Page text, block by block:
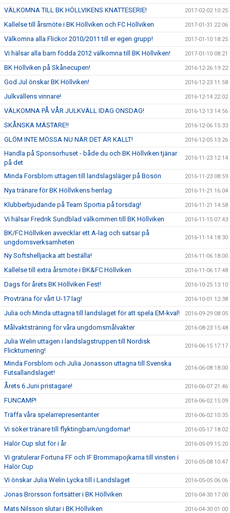
VÄLKOMNA TILL BK HÖLLVIKENS KNATTESERIE! 2017-02-02 10:25
Kallelse till årsmöte i BK Höllviken och FC Höllviken 2017-01-31 22:06
Välkomna alla Flickor 2010/2011 till er egen grupp! 2017-01-10 18:25
Vi hälsar alla barn födda 2012 välkomna till BK Höllviken! 2017-01-10 08:21
BK Höllviken på Skånecupen! 2016-12-26 19:22
God Jul önskar BK Höllviken! 2016-12-23 11:58
Julkvällens vinnare! 2016-12-14 22:02
VÄLKOMNA PÅ VÅR JULKVÄLL IDAG ONSDAG! 2016-12-13 14:56
SKÅNSKA MÄSTARE!! 2016-12-06 15:33
GLÖM INTE MÖSSA NU NÄR DET ÄR KALLT! 2016-12-05 13:26
Handla på Sponsorhuset - både du och BK Höllviken tjänar
på det
2016-11-23 12:14
Minda Forsblom uttagen till landslagsläger på Bosön 2016-11-23 08:59
Nya tränare för BK Höllvikens herrlag 2016-11-21 16:04
Klubberbjudande på Team Sportia på torsdag! 2016-11-21 14:58
Vi hälsar Fredrik Sundblad välkommen till BK Höllviken 2016-11-15 07:43
BK/FC Höllviken avvecklar ett A-lag och satsar på
ungdomsverksamheten
2016-11-14 18:30
Ny Softshelljacka att beställa! 2016-11-06 18:00
Kallelse till extra årsmöte i BK&FC Höllviken 2016-11-06 17:48
Dags för årets BK Höllviken Fest! 2016-10-25 13:10
Provträna för vårt U-17 lag! 2016-10-01 12:38
Julia och Minda uttagna till landslaget för att spela EM-kval! 2016-09-29 08:05
Målvaktsträning för våra ungdomsmålvakter 2016-08-23 15:48
Julia Welin uttagen i landslagstruppen till Nordisk
Flickturnering!
2016-06-15 17:17
Minda Forsblom och Julia Jonasson uttagna till Svenska
Futsallandslaget!
2016-06-08 18:00
Årets 6 Juni pristagare! 2016-06-07 21:46
FUNCAMP! 2016-06-02 15:09
Träffa våra spelarrepresentanter 2016-06-02 10:35
Vi söker tränare till flyktingbarn/ungdomar! 2016-05-17 18:02
Halör Cup slut för i år 2016-05-09 15:20
Vi gratulerar Fortuna FF och IF Brommapojkarna till vinsten i
Halör Cup
2016-05-08 10:47
Vi önskar Julia Welin Lycka till i Landslaget 2016-05-05 06:06
Jonas Brorsson fortsätter i BK Höllviken 2016-04-30 17:00
Mats Nilsson slutar i BK Höllviken 2016-04-30 01:00